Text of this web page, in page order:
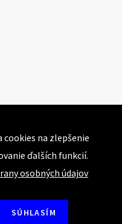
cookies na zlepšenie
ďalších funkcií.
osobných údajov
SÚHLASÍM